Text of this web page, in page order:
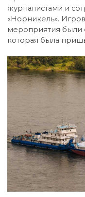
журналистами и
«Норникель».
мероприятия были
которая была